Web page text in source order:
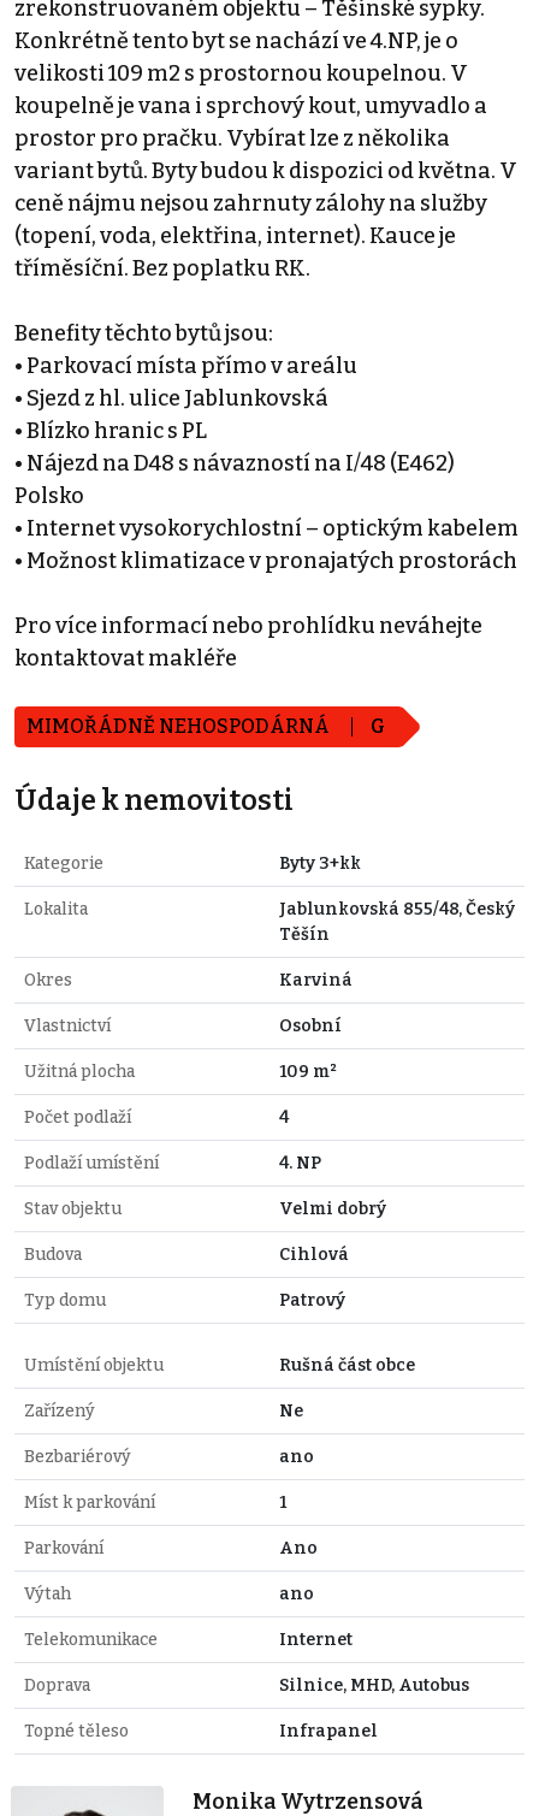
zrekonstruovaném objektu – Těšínské sypky.
Konkrétně tento byt se nachází ve 4.NP, je o
velikosti 109 m2 s prostornou koupelnou. V
koupelně je vana i sprchový kout, umyvadlo a
prostor pro pračku. Vybírat lze z několika
variant bytů. Byty budou k dispozici od května. V
ceně nájmu nejsou zahrnuty zálohy na služby
(topení, voda, elektřina, internet). Kauce je
tříměsíční. Bez poplatku RK.
Benefity těchto bytů jsou:
• Parkovací místa přímo v areálu
• Sjezd z hl. ulice Jablunkovská
• Blízko hranic s PL
• Nájezd na D48 s návazností na I/48 (E462)
Polsko
• Internet vysokorychlostní – optickým kabelem
• Možnost klimatizace v pronajatých prostorách
Pro více informací nebo prohlídku neváhejte
kontaktovat makléře
MIMOŘÁDNĚ NEHOSPODÁRNÁ G
Údaje k nemovitosti
Kategorie Byty 3+kk
Lokalita
Jablunkovská 855/48, Český
Těšín
Okres Karviná
Vlastnictví Osobní
Užitná plocha 109 m²
Počet podlaží 4
Podlaží umístění 4. NP
Stav objektu Velmi dobrý
Budova Cihlová
Typ domu Patrový
Umístění objektu Rušná část obce
Zařízený Ne
Bezbariérový ano
Míst k parkování 1
Parkování Ano
Výtah ano
Telekomunikace Internet
Doprava Silnice, MHD, Autobus
Topné těleso Infrapanel
Monika Wytrzensová